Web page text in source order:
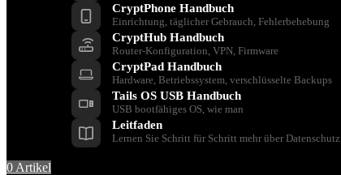
CryptPhone Handbuch
Einrichtung, täglicher Gebrauch, Fehlerbehebung
CryptHub Handbuch
Router-Konfiguration, VPN, Firmware
CryptPad Handbuch
Hardware, Betriebssystem, verschlüsselte Backups
Tails OS USB Handbuch
USB bootfähiges OS, wie man
Leitfaden
Lernen Sie Schritt für Schritt mehr über Datenschutz
0 Artikel